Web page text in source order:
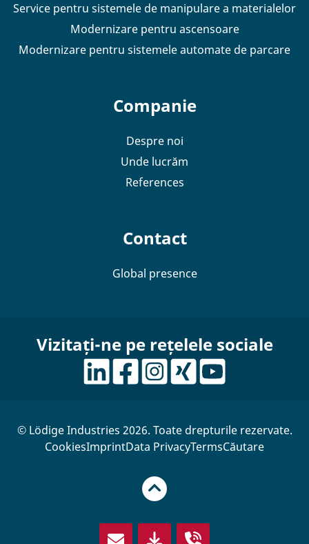
Service pentru sistemele de manipulare a materialelor
Modernizare pentru ascensoare
Modernizare pentru sistemele automate de parcare
Companie
Despre noi
Unde lucrăm
References
Contact
Global presence
Vizitați-ne pe rețelele sociale
© Lödige Industries 2026. Toate drepturile rezervate.
CookiesImprintData PrivacyTermsCăutare